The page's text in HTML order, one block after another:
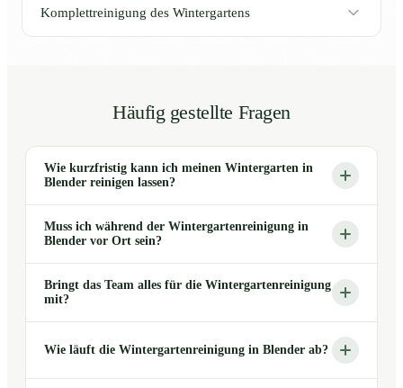
Komplettreinigung des Wintergartens
Häufig gestellte Fragen
Wie kurzfristig kann ich meinen Wintergarten in
Blender reinigen lassen?
Muss ich während der Wintergartenreinigung in
Blender vor Ort sein?
Bringt das Team alles für die Wintergartenreinigung
mit?
Wie läuft die Wintergartenreinigung in Blender ab?